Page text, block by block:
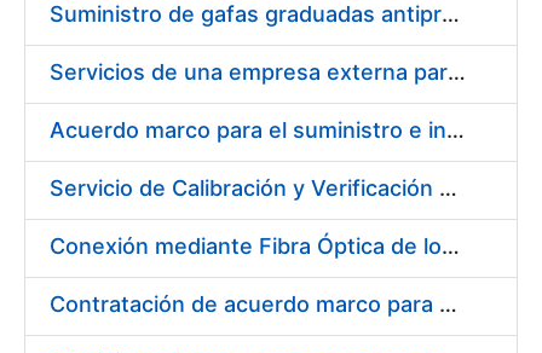
Suministro de gafas graduadas antiproyecciones para los trabajadores de la FNMT-RCM en los centros de trabajo de Madrid y Burgos
Servicios de una empresa externa para el asesoramiento y resolución de los recursos de alzada que se presentan relacionados con procesos de selección para la FNMT-RCM
Acuerdo marco para el suministro e instalación de persianas, estores y otros complementos
Servicio de Calibración y Verificación Externa de los Equipos de Medición del Servicio de Prevención de la FNMT-RCM
Conexión mediante Fibra Óptica de los Centros de Proceso de Datos (CPDs) de las sedes de la FNMT-RCM de Burgos y Madrid
Contratación de acuerdo marco para el Suministro de Material de Electricidad para la Fábrica Nacional de Moneda y Timbre-Real Casa de la Moneda en su centro de trabajo de Burgos